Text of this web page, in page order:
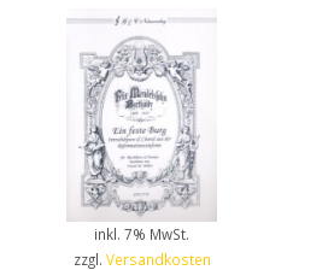
inkl. 7% MwSt.
zzgl. Versandkosten